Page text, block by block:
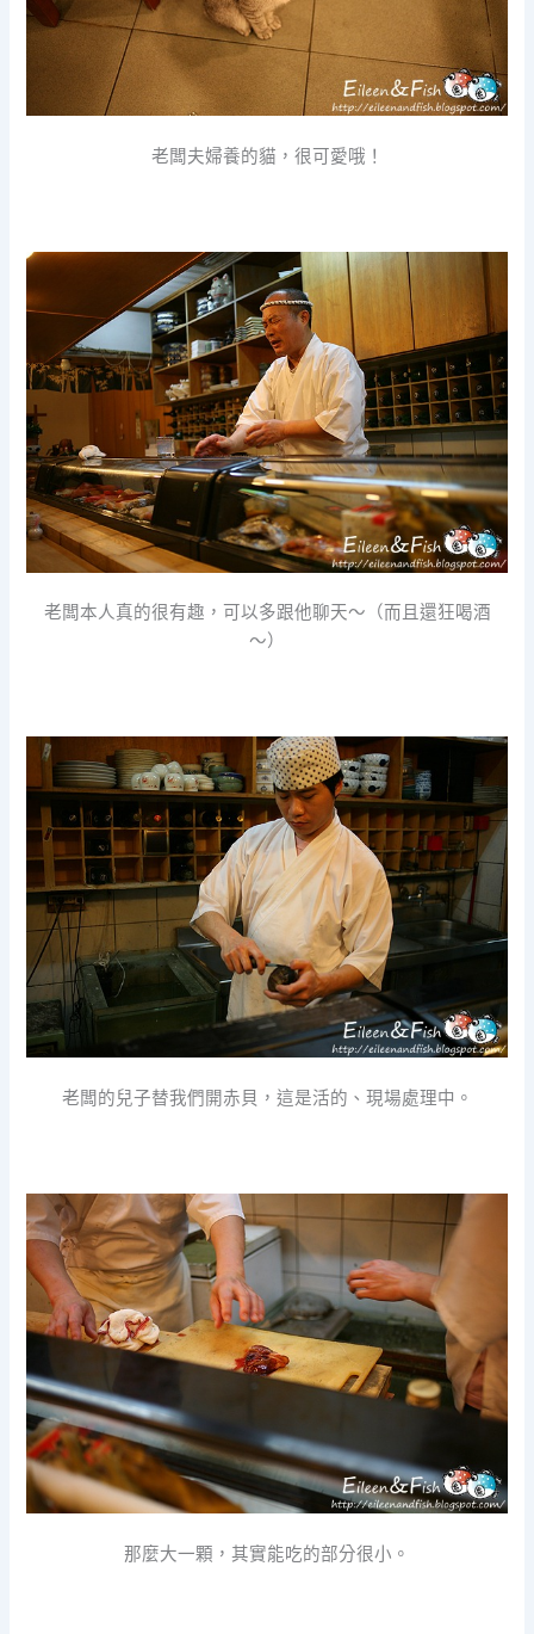
老闆夫婦養的貓，很可愛哦！
老闆本人真的很有趣，可以多跟他聊天～（而且還狂喝酒
～）
老闆的兒子替我們開赤貝，這是活的、現場處理中。
那麼大一顆，其實能吃的部分很小。